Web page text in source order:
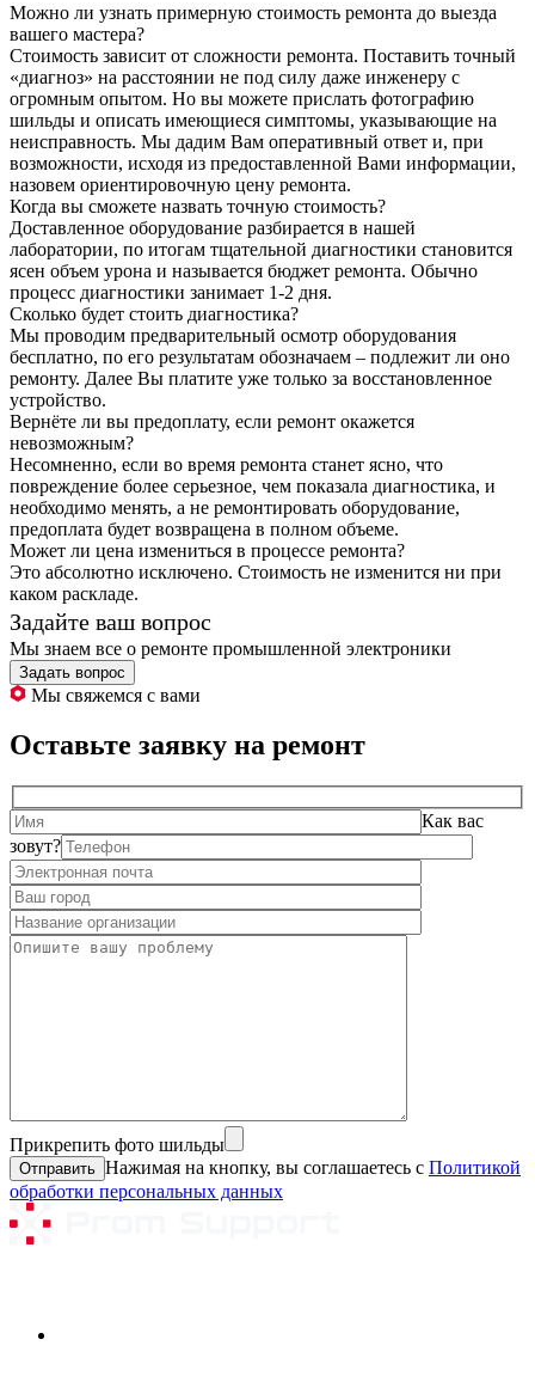
Можно ли узнать примерную стоимость ремонта до выезда
вашего мастера?
Стоимость зависит от сложности ремонта. Поставить точный
«диагноз» на расстоянии не под силу даже инженеру с
огромным опытом. Но вы можете прислать фотографию
шильды и описать имеющиеся симптомы, указывающие на
неисправность. Мы дадим Вам оперативный ответ и, при
возможности, исходя из предоставленной Вами информации,
назовем ориентировочную цену ремонта.
Когда вы сможете назвать точную стоимость?
Доставленное оборудование разбирается в нашей
лаборатории, по итогам тщательной диагностики становится
ясен объем урона и называется бюджет ремонта. Обычно
процесс диагностики занимает 1-2 дня.
Сколько будет стоить диагностика?
Мы проводим предварительный осмотр оборудования
бесплатно, по его результатам обозначаем – подлежит ли оно
ремонту. Далее Вы платите уже только за восстановленное
устройство.
Вернёте ли вы предоплату, если ремонт окажется
невозможным?
Несомненно, если во время ремонта станет ясно, что
повреждение более серьезное, чем показала диагностика, и
необходимо менять, а не ремонтировать оборудование,
предоплата будет возвращена в полном объеме.
Может ли цена измениться в процессе ремонта?
Это абсолютно исключено. Стоимость не изменится ни при
каком раскладе.
Задайте ваш вопрос
Мы знаем все о ремонте промышленной электроники
Задать вопрос
Мы свяжемся с вами
Оставьте заявку на ремонт
Как вас
зовут?
Прикрепить фото шильды
Нажимая на кнопку, вы соглашаетесь с Политикой
обработки персональных данных